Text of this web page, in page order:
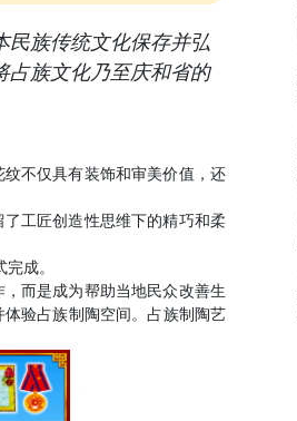
民族传统文化保存并弘
占族文化乃至庆和省的
不仅具有装饰和审美价值，还
工匠创造性思维下的精巧和柔
成。
而是成为帮助当地民众改善生
验占族制陶空间。占族制陶艺